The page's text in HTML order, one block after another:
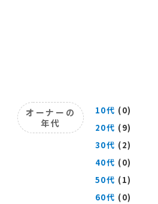
オーナーの
年代
10代 (0)
20代 (9)
30代 (2)
40代 (0)
50代 (1)
60代 (0)